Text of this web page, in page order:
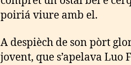
poiriá viure amb el.
A despièch de son pòrt
jovent, que s’apelava Luo